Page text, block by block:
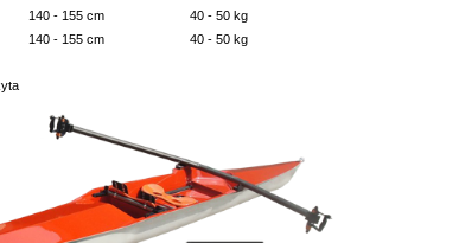
- 155 cm 40 - 50 kg
140 - 155 cm 40 - 50 kg